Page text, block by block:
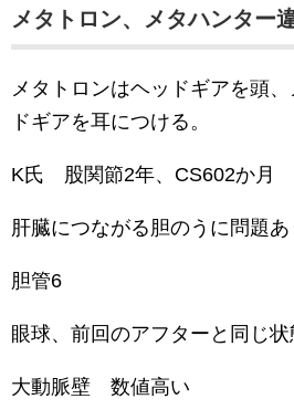
メタトロン、メタハンター
メタトロンはヘッドギアを頭
ドギアを耳につける。
K氏 股関節2年、CS602か月
肝臓につながる胆のうに問題あ
胆管6
眼球、前回のアフターと同じ状
大動脈壁 数値高い